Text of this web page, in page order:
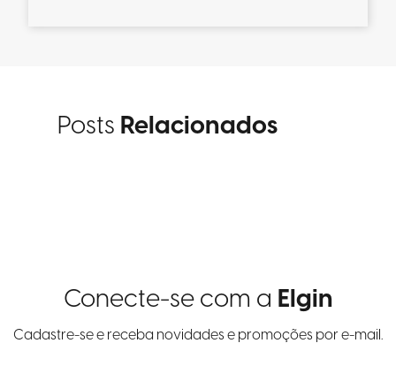
Posts Relacionados
Conecte-se com a Elgin
Cadastre-se e receba novidades e promoções por e-mail.